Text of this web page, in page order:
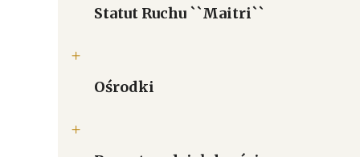
Statut Ruchu ``Maitri``
Ośrodki